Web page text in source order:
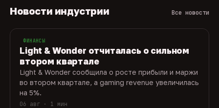
Новости индустрии Все новости
ФИНАНСЫ
Light & Wonder отчиталась о сильном
втором квартале
Light & Wonder сообщила о росте прибыли и маржи
во втором квартале, а gaming revenue увеличилась
на 5%.
06 авг · 1 мин